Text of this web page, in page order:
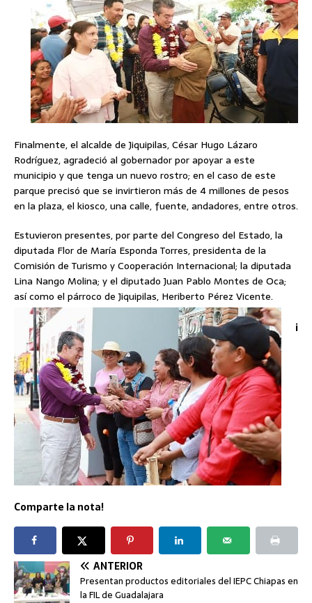
Finalmente, el alcalde de Jiquipilas, César Hugo Lázaro
Rodríguez, agradeció al gobernador por apoyar a este
municipio y que tenga un nuevo rostro; en el caso de este
parque precisó que se invirtieron más de 4 millones de pesos
en la plaza, el kiosco, una calle, fuente, andadores, entre otros.
Estuvieron presentes, por parte del Congreso del Estado, la
diputada Flor de María Esponda Torres, presidenta de la
Comisión de Turismo y Cooperación Internacional; la diputada
Lina Nango Molina; y el diputado Juan Pablo Montes de Oca;
así como el párroco de Jiquipilas, Heriberto Pérez Vicente.
¡
Comparte la nota!
ANTERIOR
Presentan productos editoriales del IEPC Chiapas en
la FIL de Guadalajara